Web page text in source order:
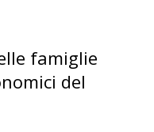
famiglie
del